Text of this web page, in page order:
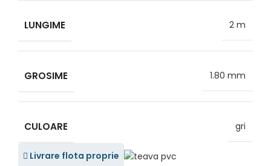
LUNGIME 2 m
GROSIME 1.80 mm
CULOARE gri
Livrare flota proprie